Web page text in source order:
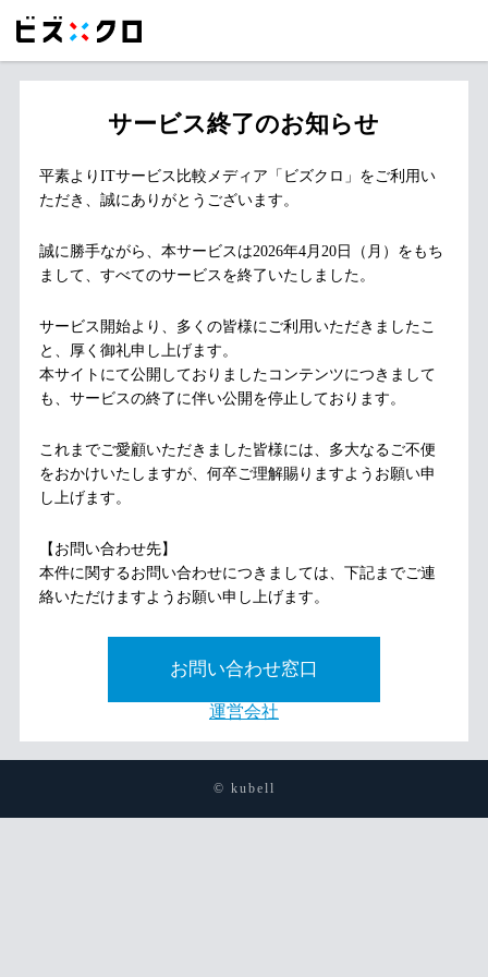
サービス終了のお知らせ
平素よりITサービス比較メディア「ビズクロ」をご利用い
ただき、誠にありがとうございます。
誠に勝手ながら、本サービスは2026年4月20日（月）をもち
まして、すべてのサービスを終了いたしました。
サービス開始より、多くの皆様にご利用いただきましたこ
と、厚く御礼申し上げます。
本サイトにて公開しておりましたコンテンツにつきまして
も、サービスの終了に伴い公開を停止しております。
これまでご愛顧いただきました皆様には、多大なるご不便
をおかけいたしますが、何卒ご理解賜りますようお願い申
し上げます。
【お問い合わせ先】
本件に関するお問い合わせにつきましては、下記までご連
絡いただけますようお願い申し上げます。
お問い合わせ窓口
運営会社
© kubell